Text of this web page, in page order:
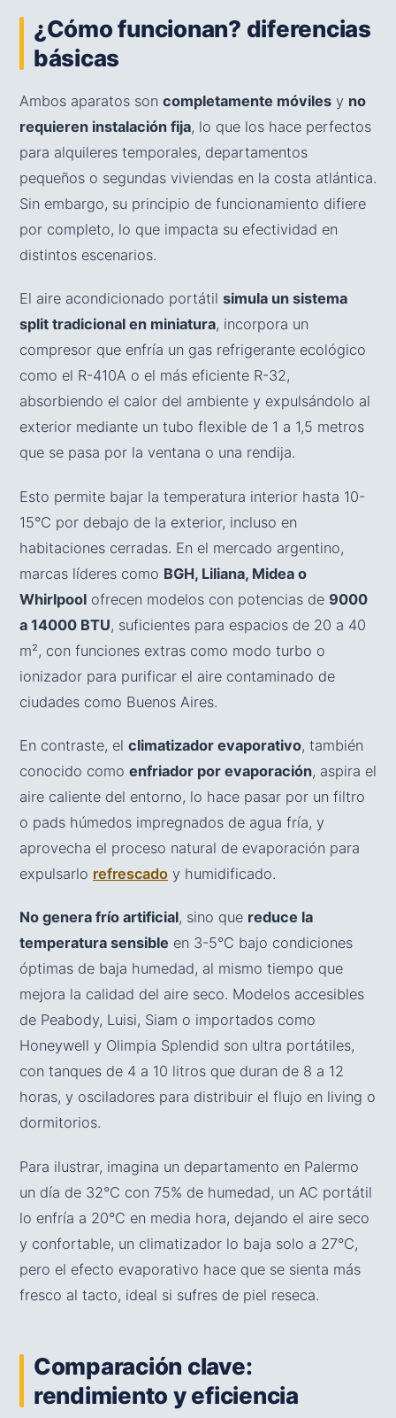
¿Cómo funcionan? diferencias
básicas
Ambos aparatos son completamente móviles y no
requieren instalación fija, lo que los hace perfectos
para alquileres temporales, departamentos
pequeños o segundas viviendas en la costa atlántica.
Sin embargo, su principio de funcionamiento difiere
por completo, lo que impacta su efectividad en
distintos escenarios.
El aire acondicionado portátil simula un sistema
split tradicional en miniatura, incorpora un
compresor que enfría un gas refrigerante ecológico
como el R-410A o el más eficiente R-32,
absorbiendo el calor del ambiente y expulsándolo al
exterior mediante un tubo flexible de 1 a 1,5 metros
que se pasa por la ventana o una rendija.
Esto permite bajar la temperatura interior hasta 10-
15°C por debajo de la exterior, incluso en
habitaciones cerradas. En el mercado argentino,
marcas líderes como BGH, Liliana, Midea o
Whirlpool ofrecen modelos con potencias de 9000
a 14000 BTU, suficientes para espacios de 20 a 40
m², con funciones extras como modo turbo o
ionizador para purificar el aire contaminado de
ciudades como Buenos Aires.
En contraste, el climatizador evaporativo, también
conocido como enfriador por evaporación, aspira el
aire caliente del entorno, lo hace pasar por un filtro
o pads húmedos impregnados de agua fría, y
aprovecha el proceso natural de evaporación para
expulsarlo refrescado y humidificado.
No genera frío artificial, sino que reduce la
temperatura sensible en 3-5°C bajo condiciones
óptimas de baja humedad, al mismo tiempo que
mejora la calidad del aire seco. Modelos accesibles
de Peabody, Luisi, Siam o importados como
Honeywell y Olimpia Splendid son ultra portátiles,
con tanques de 4 a 10 litros que duran de 8 a 12
horas, y osciladores para distribuir el flujo en living o
dormitorios.
Para ilustrar, imagina un departamento en Palermo
un día de 32°C con 75% de humedad, un AC portátil
lo enfría a 20°C en media hora, dejando el aire seco
y confortable, un climatizador lo baja solo a 27°C,
pero el efecto evaporativo hace que se sienta más
fresco al tacto, ideal si sufres de piel reseca.
Comparación clave:
rendimiento y eficiencia